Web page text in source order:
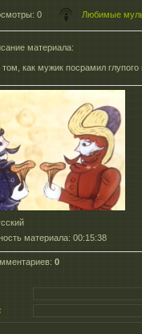
: 0 Любимые
материала:
том, как мужик посрамил
материала: 00:15:38
: 0